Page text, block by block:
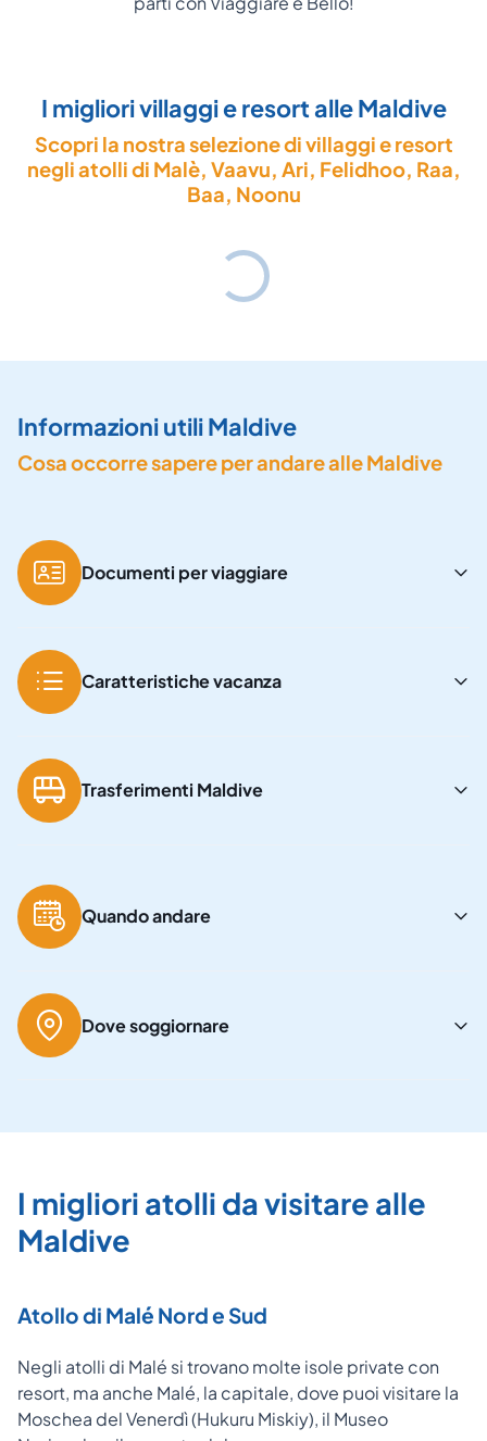
I migliori villaggi e resort alle Maldive
Scopri la nostra selezione di villaggi e resort
negli atolli di Malè, Vaavu, Ari, Felidhoo, Raa,
Baa, Noonu
Informazioni utili Maldive
Cosa occorre sapere per andare alle Maldive
Documenti per viaggiare
Caratteristiche vacanza
Trasferimenti Maldive
Quando andare
Dove soggiornare
I migliori atolli da visitare alle
Maldive
Atollo di Malé Nord e Sud
Negli atolli di Malé si trovano molte isole private con
resort, ma anche Malé, la capitale, dove puoi visitare la
Moschea del Venerdì (Hukuru Miskiy), il Museo